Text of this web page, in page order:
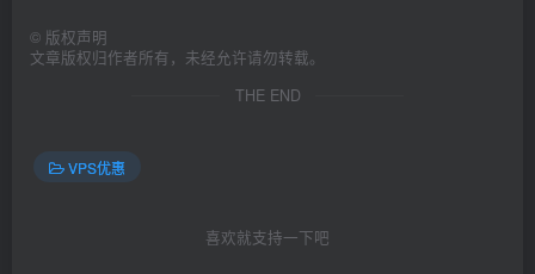
© 版权声明
文章版权归作者所有，未经允许请勿转载。
THE END
VPS优惠
喜欢就支持一下吧